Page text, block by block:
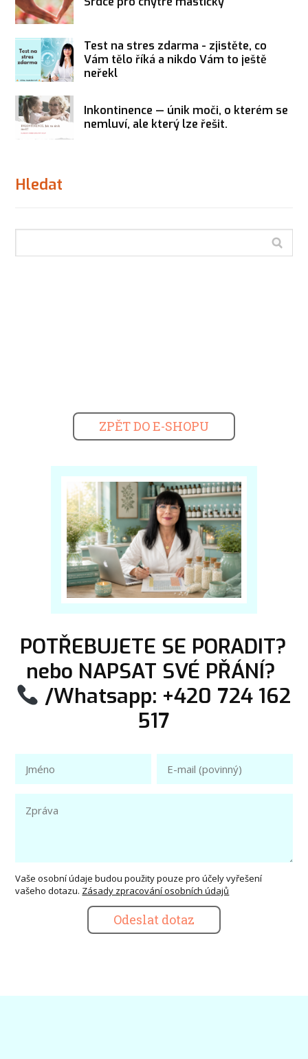
Test na stres zdarma - zjistěte, co
Vám tělo říká a nikdo Vám to ještě
neřekl
Inkontinence — únik moči, o kterém se
nemluví, ale který lze řešit.
Hledat
ZPĚT DO E-SHOPU
POTŘEBUJETE SE PORADIT?
nebo NAPSAT SVÉ PŘÁNÍ?
/Whatsapp: +420 724 162
517
Vaše osobní údaje budou použity pouze pro účely vyřešení
vašeho dotazu. Zásady zpracování osobních údajů
Odeslat dotaz